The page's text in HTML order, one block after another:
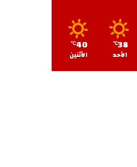
38
℃
الأحد
40
℃
الأثنين